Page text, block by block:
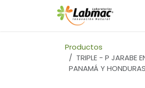
Productos
TRIPLE - P JARABE
PANAMÁ Y HONDURAS